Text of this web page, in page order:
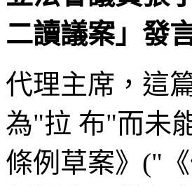
二讀議案」發
代理主席，這
為"拉 布"而未
條例草案》("